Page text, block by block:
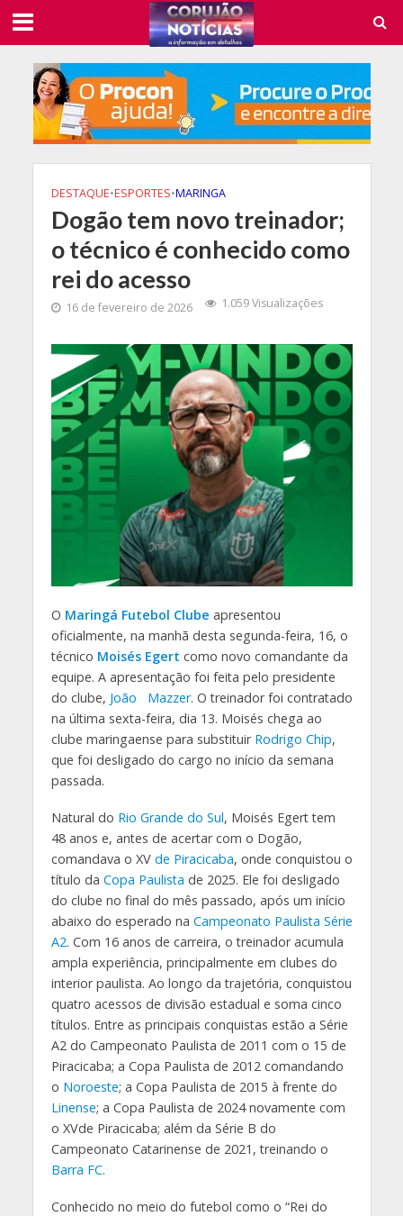
DESTAQUE•ESPORTES•MARINGA
Dogão tem novo treinador;
o técnico é conhecido como
rei do acesso
16 de fevereiro de 2026 1.059 Visualizações
O Maringá Futebol Clube apresentou
oficialmente, na manhã desta segunda-feira, 16, o
técnico Moisés Egert como novo comandante da
equipe. A apresentação foi feita pelo presidente
do clube, João Mazzer. O treinador foi contratado
na última sexta-feira, dia 13. Moisés chega ao
clube maringaense para substituir Rodrigo Chip,
que foi desligado do cargo no início da semana
passada.
Natural do Rio Grande do Sul, Moisés Egert tem
48 anos e, antes de acertar com o Dogão,
comandava o XV de Piracicaba, onde conquistou o
título da Copa Paulista de 2025. Ele foi desligado
do clube no final do mês passado, após um início
abaixo do esperado na Campeonato Paulista Série
A2. Com 16 anos de carreira, o treinador acumula
ampla experiência, principalmente em clubes do
interior paulista. Ao longo da trajetória, conquistou
quatro acessos de divisão estadual e soma cinco
títulos. Entre as principais conquistas estão a Série
A2 do Campeonato Paulista de 2011 com o 15 de
Piracicaba; a Copa Paulista de 2012 comandando
o Noroeste; a Copa Paulista de 2015 à frente do
Linense; a Copa Paulista de 2024 novamente com
o XVde Piracicaba; além da Série B do
Campeonato Catarinense de 2021, treinando o
Barra FC.
Conhecido no meio do futebol como o “Rei do